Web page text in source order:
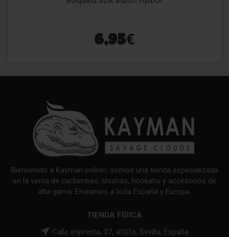
6,95€
Bienvenido a Kayman.online!, somos una tienda especializada
en la venta de cachimbas, shishas, hookahs y accesorios de
alta gama. Enviamos a toda España y Europa.
TIENDA FÍSICA
Calle imprenta, 37, 41016, Sevilla, España